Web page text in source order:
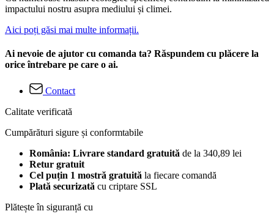
impactului nostru asupra mediului și climei.
Aici poți găsi mai multe informații.
Ai nevoie de ajutor cu comanda ta? Răspundem cu plăcere la
orice întrebare pe care o ai.
Contact
Calitate verificată
Cumpărături sigure și conformtabile
România: Livrare standard gratuită de la 340,89 lei
Retur gratuit
Cel puțin 1 mostră gratuită la fiecare comandă
Plată securizată cu criptare SSL
Plătește în siguranță cu